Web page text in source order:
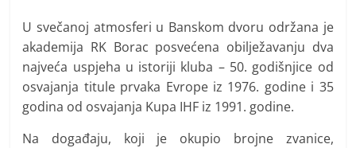
v
n
i
h
v
U svečanoj atmosferi u Banskom dvoru održana je
akademija RK Borac posvećena obilježavanju dva
najveća uspjeha u istoriji kluba – 50. godišnjice od
osvajanja titule prvaka Evrope iz 1976. godine i 35
godina od osvajanja Kupa IHF iz 1991. godine.
Na događaju, koji je okupio brojne zvanice,